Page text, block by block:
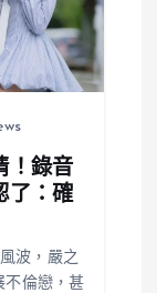
！錄音
了：確
波，嚴之
不倫戀，甚